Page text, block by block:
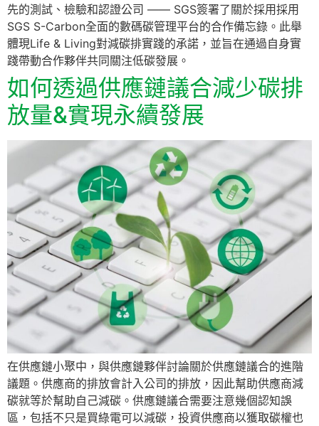
先的測試、檢驗和認證公司 —— SGS簽署了關於採用採用
SGS S-Carbon全面的數碼碳管理平台的合作備忘錄。此舉
體現Life & Living對減碳排實踐的承諾，並旨在通過自身實
踐帶動合作夥伴共同關注低碳發展。
如何透過供應鏈議合減少碳排
放量&實現永續發展
在供應鏈小聚中，與供應鏈夥伴討論關於供應鏈議合的進階
議題。供應商的排放會計入公司的排放，因此幫助供應商減
碳就等於幫助自己減碳。供應鏈議合需要注意幾個認知誤
區，包括不只是買綠電可以減碳，投資供應商以獲取碳權也